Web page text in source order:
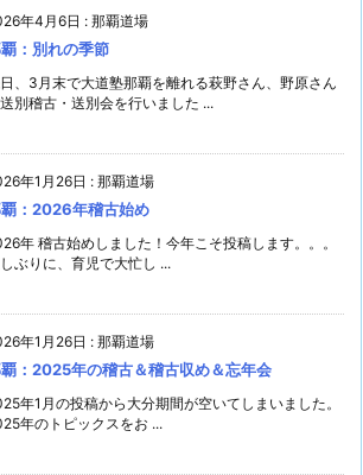
年4月6日 : 那覇道場
：別れの季節
、3月末で大道塾那覇を離れる萩野さん、野原さん
別稽古・送別会を行いました ...
年1月26日 : 那覇道場
：2026年稽古始め
年 稽古始めしました！今年こそ投稿します。。。
ぶりに、育児で大忙し ...
年1月26日 : 那覇道場
：2025年の稽古＆稽古収め＆忘年会
年1月の投稿から大分期間が空いてしまいました。
年のトピックスをお ...